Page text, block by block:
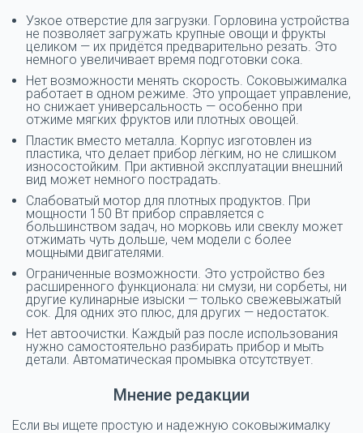
Узкое отверстие для загрузки. Горловина устройства
не позволяет загружать крупные овощи и фрукты
целиком — их придётся предварительно резать. Это
немного увеличивает время подготовки сока.
Нет возможности менять скорость. Соковыжималка
работает в одном режиме. Это упрощает управление,
но снижает универсальность — особенно при
отжиме мягких фруктов или плотных овощей.
Пластик вместо металла. Корпус изготовлен из
пластика, что делает прибор лёгким, но не слишком
износостойким. При активной эксплуатации внешний
вид может немного пострадать.
Слабоватый мотор для плотных продуктов. При
мощности 150 Вт прибор справляется с
большинством задач, но морковь или свеклу может
отжимать чуть дольше, чем модели с более
мощными двигателями.
Ограниченные возможности. Это устройство без
расширенного функционала: ни смузи, ни сорбеты, ни
другие кулинарные изыски — только свежевыжатый
сок. Для одних это плюс, для других — недостаток.
Нет автоочистки. Каждый раз после использования
нужно самостоятельно разбирать прибор и мыть
детали. Автоматическая промывка отсутствует.
Мнение редакции
Если вы ищете простую и надежную соковыжималку